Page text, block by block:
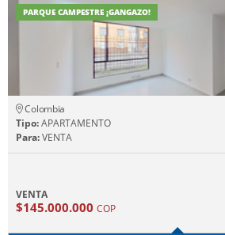
PARQUE CAMPESTRE ¡GANGAZO!
Colombia
Tipo:APARTAMENTO
Para:VENTA
VENTA
$145.000.000 COP